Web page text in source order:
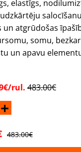
elastīgs,
atgrūdošas
somu,
un apavu
+
rul. 483.00€
483.00€